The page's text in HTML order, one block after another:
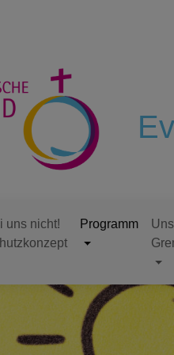
uns nicht!
Programm